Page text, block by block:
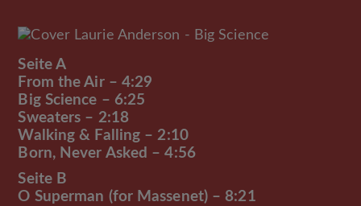
Seite A
From the Air – 4:29
Big Science – 6:25
Sweaters – 2:18
Walking & Falling – 2:10
Born, Never Asked – 4:56
Seite B
O Superman (for Massenet) – 8:21